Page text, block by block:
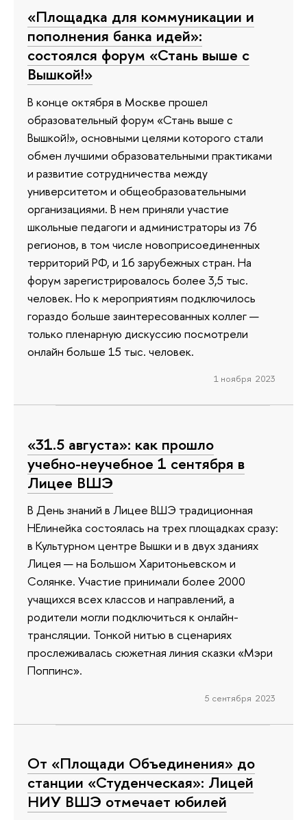
«Площадка для коммуникации и
пополнения банка идей»:
состоялся форум «Стань выше с
Вышкой!»
В конце октября в Москве прошел
образовательный форум «Стань выше с
Вышкой!», основными целями которого стали
обмен лучшими образовательными практиками
и развитие сотрудничества между
университетом и общеобразовательными
организациями. В нем приняли участие
школьные педагоги и администраторы из 76
регионов, в том числе новоприсоединенных
территорий РФ, и 16 зарубежных стран. На
форум зарегистрировалось более 3,5 тыс.
человек. Но к мероприятиям подключилось
гораздо больше заинтересованных коллег —
только пленарную дискуссию посмотрели
онлайн больше 15 тыс. человек.
1 ноября 2023
«31.5 августа»: как прошло
учебно-неучебное 1 сентября в
Лицее ВШЭ
В День знаний в Лицее ВШЭ традиционная
НЕлинейка состоялась на трех площадках сразу:
в Культурном центре Вышки и в двух зданиях
Лицея — на Большом Харитоньевском и
Солянке. Участие принимали более 2000
учащихся всех классов и направлений, а
родители могли подключиться к онлайн-
трансляции. Тонкой нитью в сценариях
прослеживалась сюжетная линия сказки «Мэри
Поппинс».
5 сентября 2023
От «Площади Объединения» до
станции «Студенческая»: Лицей
НИУ ВШЭ отмечает юбилей